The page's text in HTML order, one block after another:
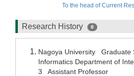
To the head of Current
Research History 8
Nagoya University Graduate
Informatics Department of
3 Assistant Professor